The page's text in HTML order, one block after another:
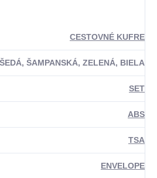
CESTOVNÉ KUFRE
ŠEDÁ, ŠAMPANSKÁ, ZELENÁ, BIELA
SET
ABS
TSA
ENVELOPE